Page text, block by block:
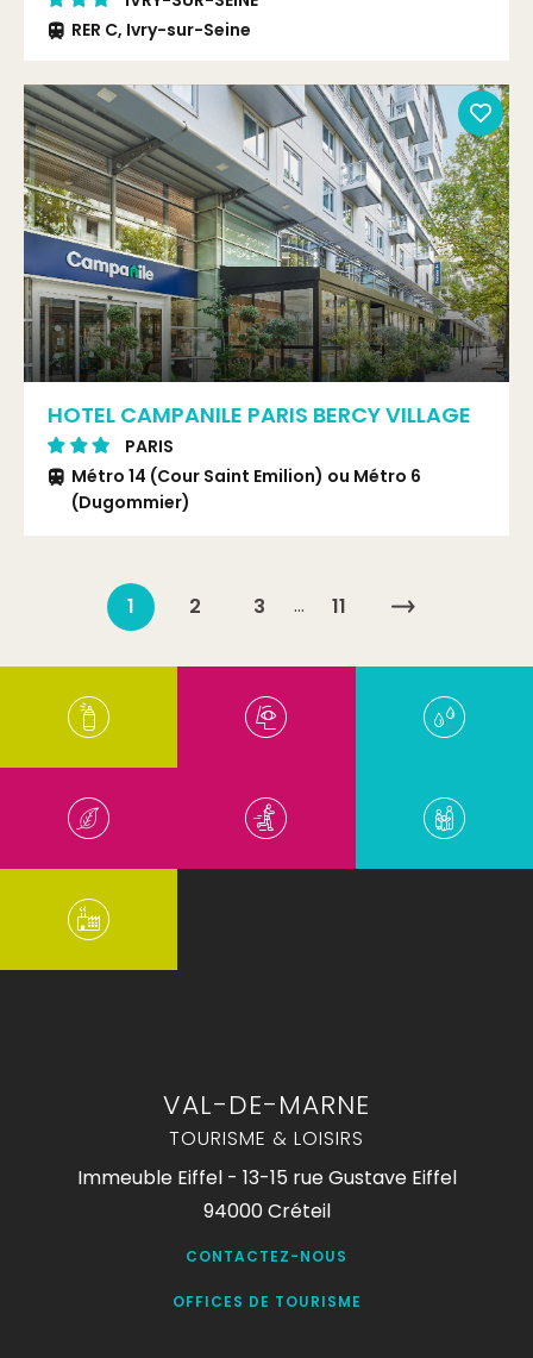
RER C, Ivry-sur-Seine
HOTEL CAMPANILE PARIS BERCY VILLAGE
PARIS
Métro 14 (Cour Saint Emilion) ou Métro 6
(Dugommier)
1 2 3 … 11
VAL-DE-MARNE
TOURISME & LOISIRS
Immeuble Eiffel - 13-15 rue Gustave Eiffel
94000 Créteil
CONTACTEZ-NOUS
OFFICES DE TOURISME